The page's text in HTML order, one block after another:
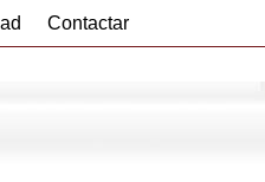
Contactar